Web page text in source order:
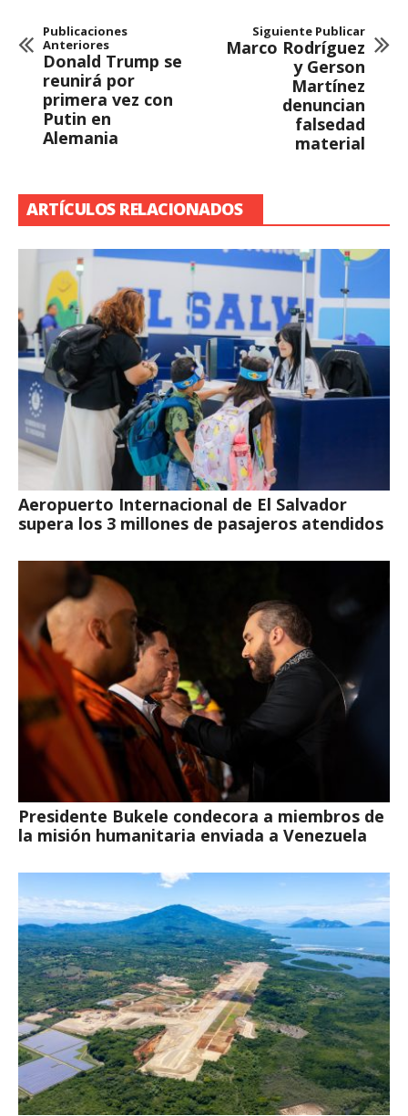
Publicaciones
Anteriores
Donald Trump se
reunirá por
primera vez con
Putin en
Alemania
Siguiente Publicar
Marco Rodríguez
y Gerson
Martínez
denuncian
falsedad
material
ARTÍCULOS RELACIONADOS
Aeropuerto Internacional de El Salvador
supera los 3 millones de pasajeros atendidos
Presidente Bukele condecora a miembros de
la misión humanitaria enviada a Venezuela